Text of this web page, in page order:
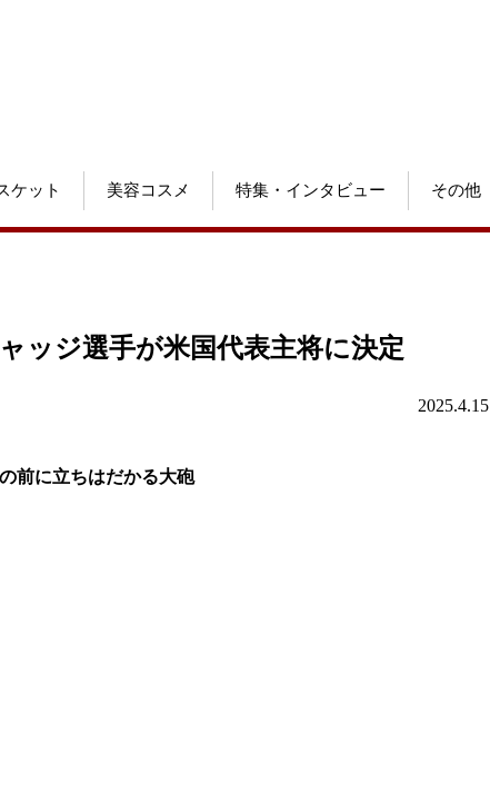
ケット 美容コスメ 特集・インタビュー その他
ッジ選手が米国代表主将に決定
2025.4.15
前に立ちはだかる大砲